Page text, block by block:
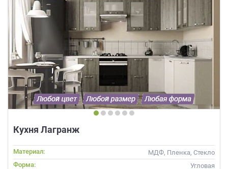
Кухня Лагранж
Материал:
МДФ, Пленка, Стекло
Форма:
Угловая